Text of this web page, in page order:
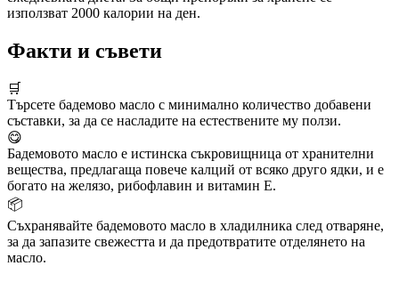
използват 2000 калории на ден.
Факти и съвети
🛒
Търсете бадемово масло с минимално количество добавени
съставки, за да се насладите на естествените му ползи.
😋
Бадемовото масло е истинска съкровищница от хранителни
вещества, предлагаща повече калций от всяко друго ядки, и е
богато на желязо, рибофлавин и витамин Е.
📦
Съхранявайте бадемовото масло в хладилника след отваряне,
за да запазите свежестта и да предотвратите отделянето на
масло.